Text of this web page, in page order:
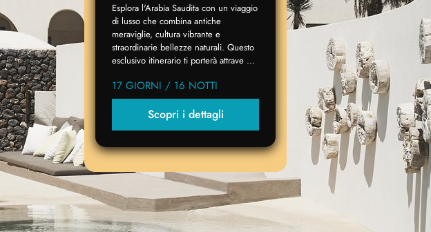
Esplora l'Arabia Saudita con un viaggio
di lusso che combina antiche
meraviglie, cultura vibrante e
straordinarie bellezze naturali. Questo
esclusivo itinerario ti porterà attrave ...
17 GIORNI / 16 NOTTI
Scopri i dettagli